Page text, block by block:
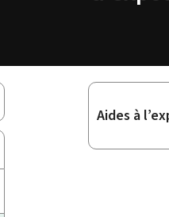
Sous-
Aides à